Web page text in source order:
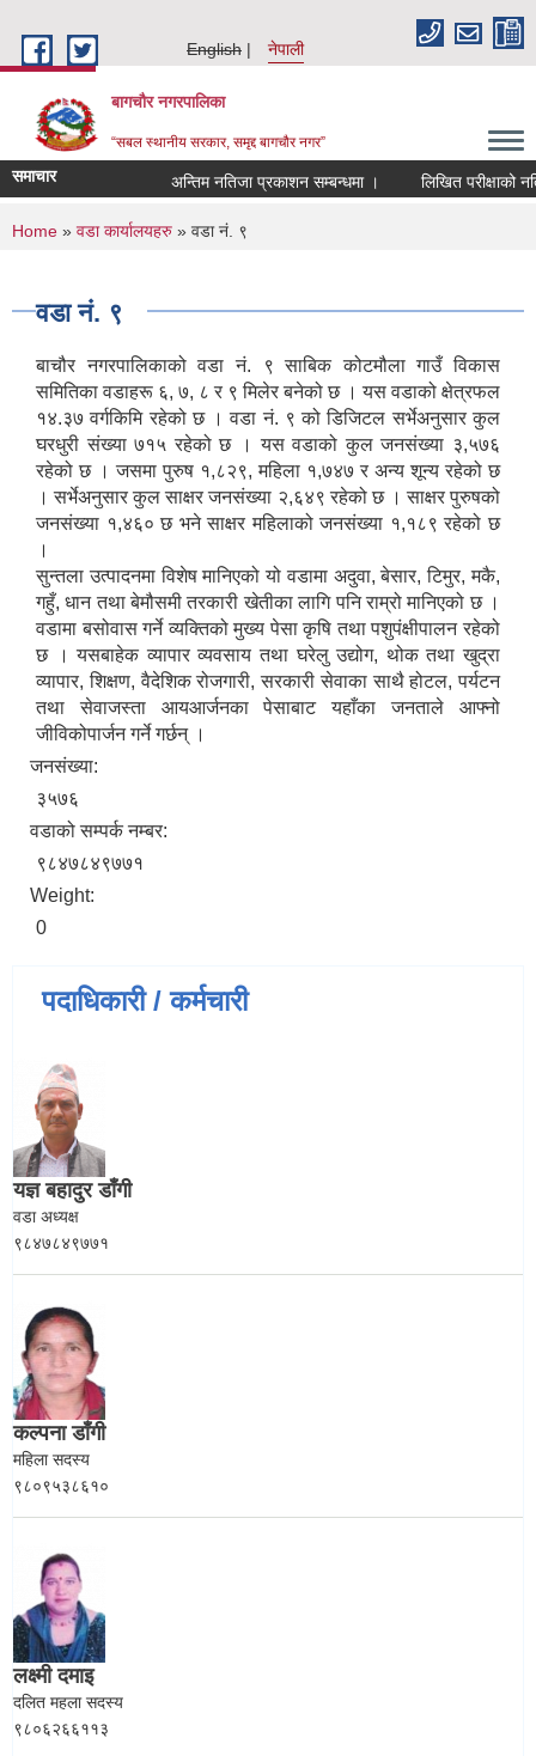
English
नेपाली
बागचौर नगरपालिका
“सबल स्थानीय सरकार, समृद्द बागचौर नगर”
समाचार अन्तिम नतिजा प्रकाशन सम्बन्धमा । लिखित परीक्षाको
You are here
Home » वडा ‍कार्यालयहरु » वडा नं. ९
वडा नं. ९
बाचौर नगरपालिकाको वडा नं. ९ साबिक कोटमौला गाउँ विकास
समितिका वडाहरू ६, ७, ८ र ९ मिलेर बनेको छ । यस वडाको क्षेत्रफल
१४.३७ वर्गकिमि रहेको छ । वडा नं. ९ को डिजिटल सर्भेअनुसार कुल
घरधुरी संख्या ७१५ रहेको छ । यस वडाको कुल जनसंख्या ३,५७६
रहेको छ । जसमा पुरुष १,८२९, महिला १,७४७ र अन्य शून्य रहेको छ
। सर्भेअनुसार कुल साक्षर जनसंख्या २,६४९ रहेको छ । साक्षर पुरुषको
जनसंख्या १,४६० छ भने साक्षर महिलाको जनसंख्या १,१८९ रहेको छ
।
सुन्तला उत्पादनमा विशेष मानिएको यो वडामा अदुवा, बेसार, टिमुर, मकै,
गहुँ, धान तथा बेमौसमी तरकारी खेतीका लागि पनि राम्रो मानिएको छ ।
वडामा बसोवास गर्ने व्यक्तिको मुख्य पेसा कृषि तथा पशुपंक्षीपालन रहेको
छ । यसबाहेक व्यापार व्यवसाय तथा घरेलु उद्योग, थोक तथा खुद्रा
व्यापार, शिक्षण, वैदेशिक रोजगारी, सरकारी सेवाका साथै होटल, पर्यटन
तथा सेवाजस्ता आयआर्जनका पेसाबाट यहाँका जनताले आफ्नो
जीविकोपार्जन गर्ने गर्छन् ।
जनसंख्या:
३५७६
वडाको सम्पर्क नम्बर:
९८४७८४९७७१
Weight:
0
पदाधिकारी / कर्मचारी
यज्ञ बहादुर डाँगी
वडा अध्यक्ष
९८४७८४९७७१
कल्पना डाँगी
महिला सदस्य
९८०९५३८६१०
लक्ष्मी दमाइ
दलित महला सदस्य
९८०६२६६११३